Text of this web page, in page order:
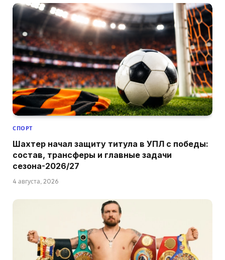
СПОРТ
Шахтер начал защиту титула в УПЛ с победы:
состав, трансферы и главные задачи
сезона-2026/27
4 августа, 2026